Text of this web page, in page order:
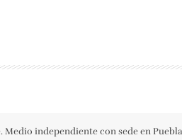
Medio independiente con sede en